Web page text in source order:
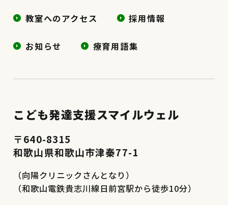
教室へのアクセス 採用情報
お知らせ 療育用語集
こども発達支援スマイルウェル
〒640-8315
和歌山県和歌山市津秦77-1
（向陽クリニックさんとなり）
（和歌山電鉄貴志川線日前宮駅から徒歩10分）